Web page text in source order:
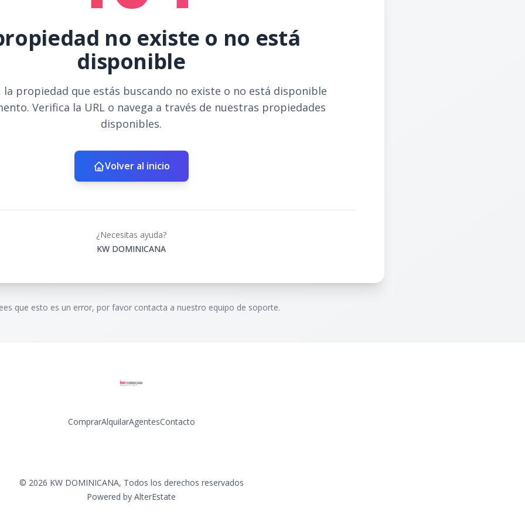
no existe o no está
disponible
propiedad que estás buscando no existe o no está disponible
Verifica la URL o navega a través de nuestras propiedades
disponibles.
Volver al inicio
¿Necesitas ayuda?
KW DOMINICANA
que esto es un error, por favor contacta a nuestro equipo de soporte.
ComprarAlquilarAgentesContacto
© 2026 KW DOMINICANA, Todos los derechos reservados
Powered by AlterEstate